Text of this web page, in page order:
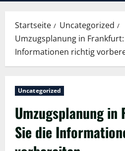
Startseite
Uncategorized
Umzugsplanung in Frankfurt:
Informationen richtig
Uncategorized
Umzugsplanung
Sie die